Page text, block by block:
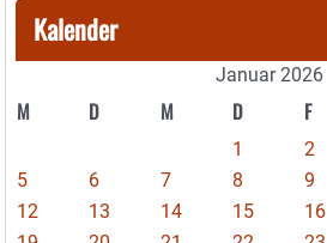
Kalender
Januar 2026
M D M D F
1 2
5
6 7 8 9
12
13 14 15 16